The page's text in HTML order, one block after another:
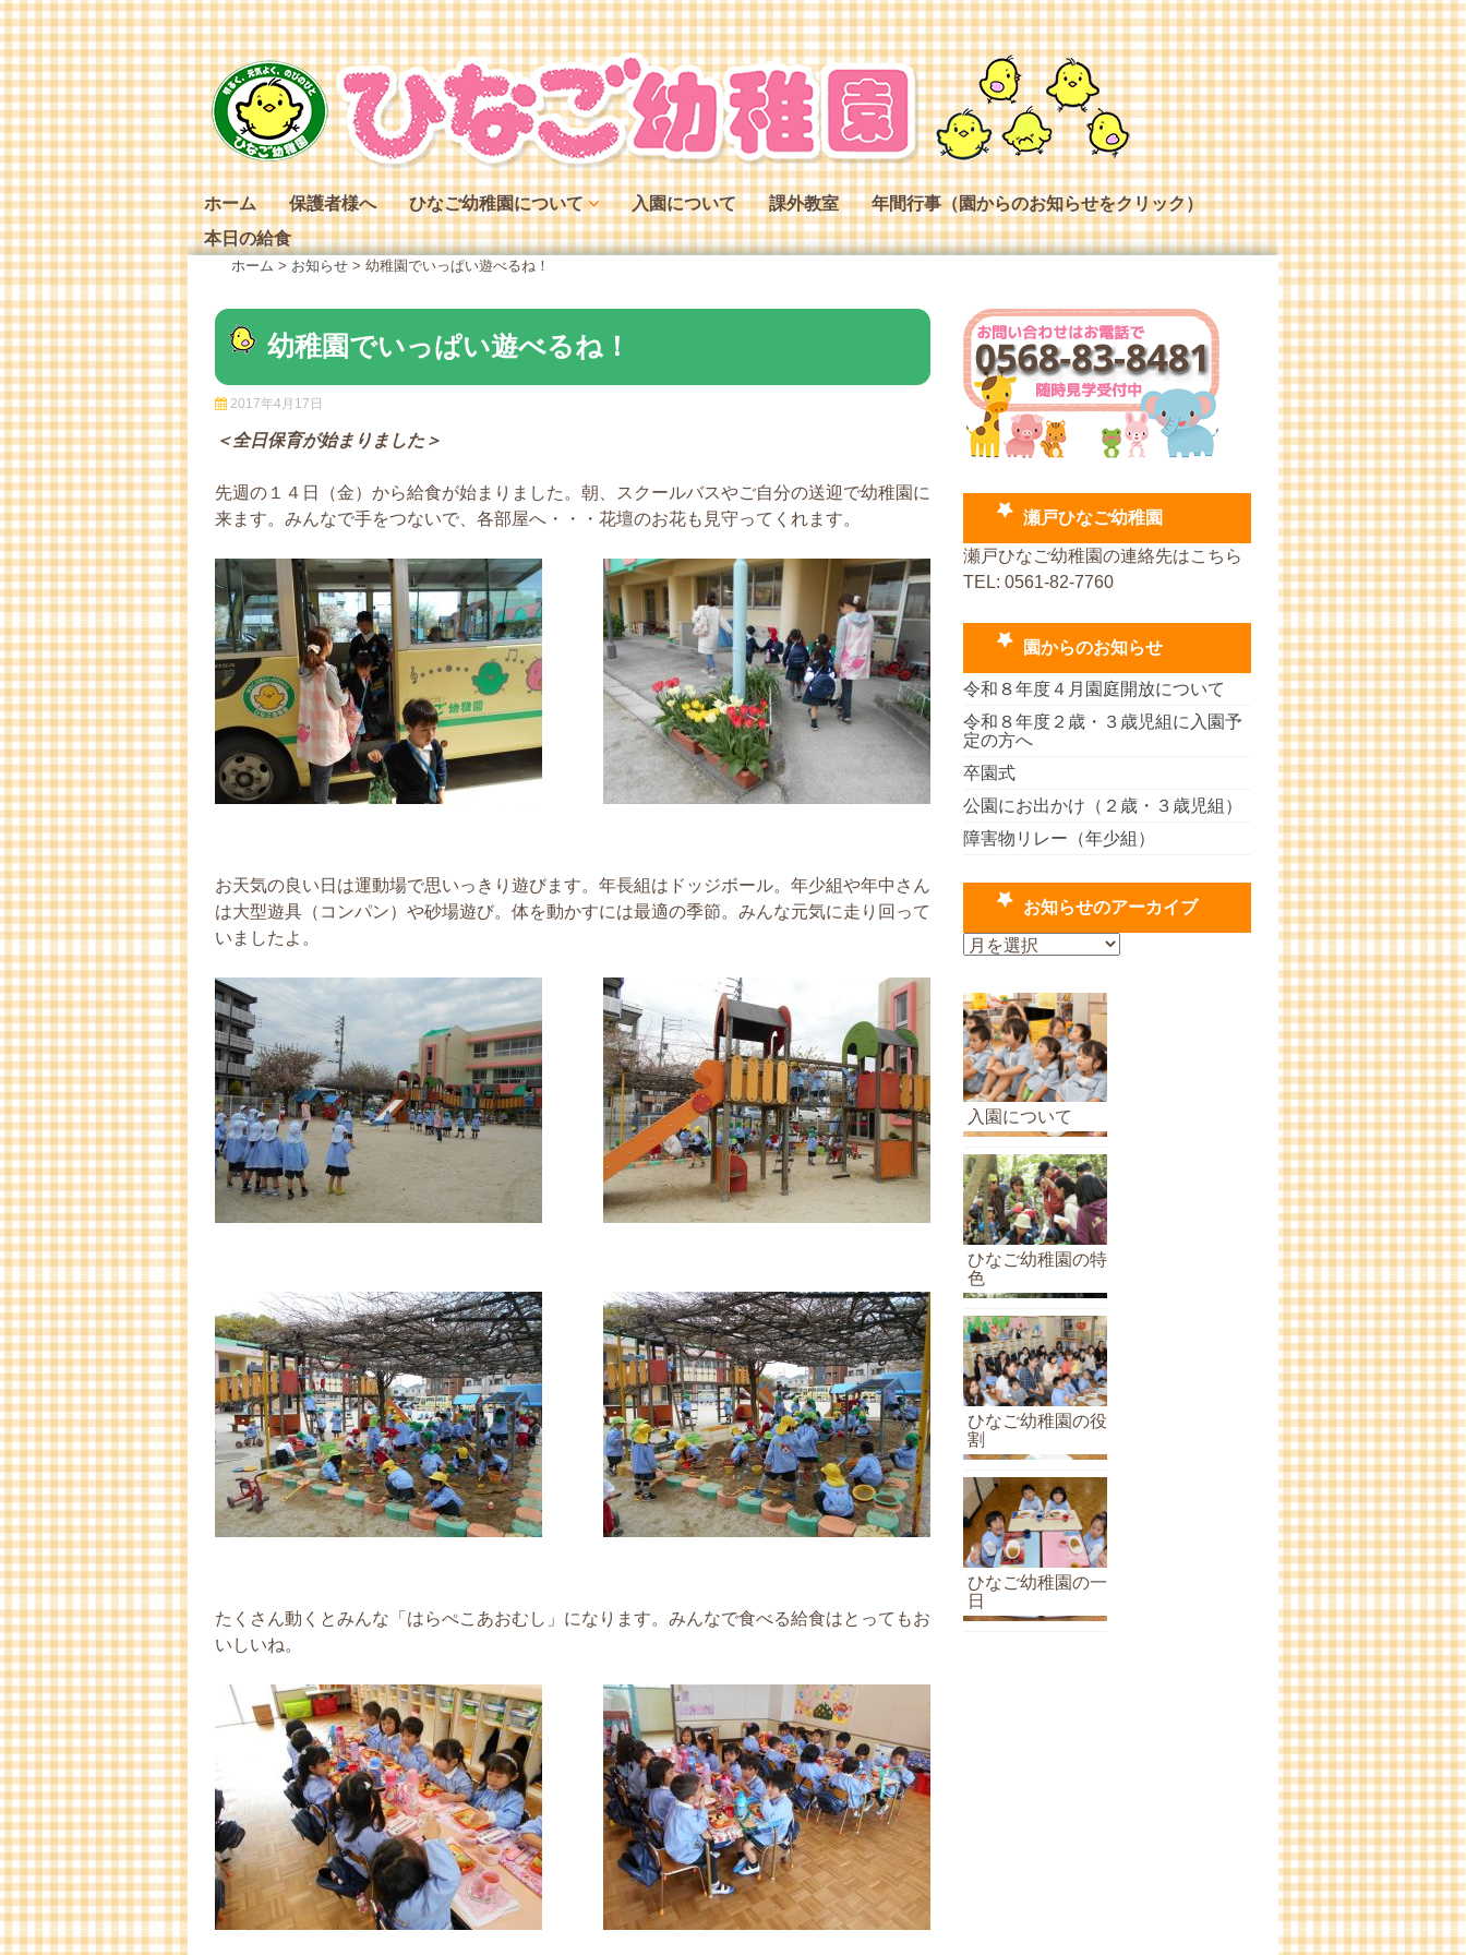
Skip
to
content
ホーム 保護者様へ
ひなご幼稚園について
ひなご幼稚園の特色
ひなご幼稚園の役割
ひなご幼稚園の一日
入園について 課外教室
年間行事（園からのお知らせをクリック）
本日の給食
ホーム > お知らせ > 幼稚園でいっぱい遊べるね！
幼稚園でいっぱい遊べるね！
2017年4月17日
＜全日保育が始まりました＞
先週の１４日（金）から給食が始まりました。朝、スクールバスやご自分の送迎で幼稚園に
来ます。みんなで手をつないで、各部屋へ・・・花壇のお花も見守ってくれます。
お天気の良い日は運動場で思いっきり遊びます。年長組はドッジボール。年少組や年中さん
は大型遊具（コンパン）や砂場遊び。体を動かすには最適の季節。みんな元気に走り回って
いましたよ。
たくさん動くとみんな「はらぺこあおむし」になります。みんなで食べる給食はとってもお
いしいね。
瀬戸ひなご幼稚園
瀬戸ひなご幼稚園の連絡先はこちら
TEL: 0561-82-7760
園からのお知らせ
令和８年度４月園庭開放について
令和８年度２歳・３歳児組に入園予
定の方へ
卒園式
公園にお出かけ（２歳・３歳児組）
障害物リレー（年少組）
お知らせのアーカイブ
お
ら
せ
の
ア
ー
カ
イ
ブ
入園について
ひなご幼稚園の特
色
ひなご幼稚園の役
割
ひなご幼稚園の一
日